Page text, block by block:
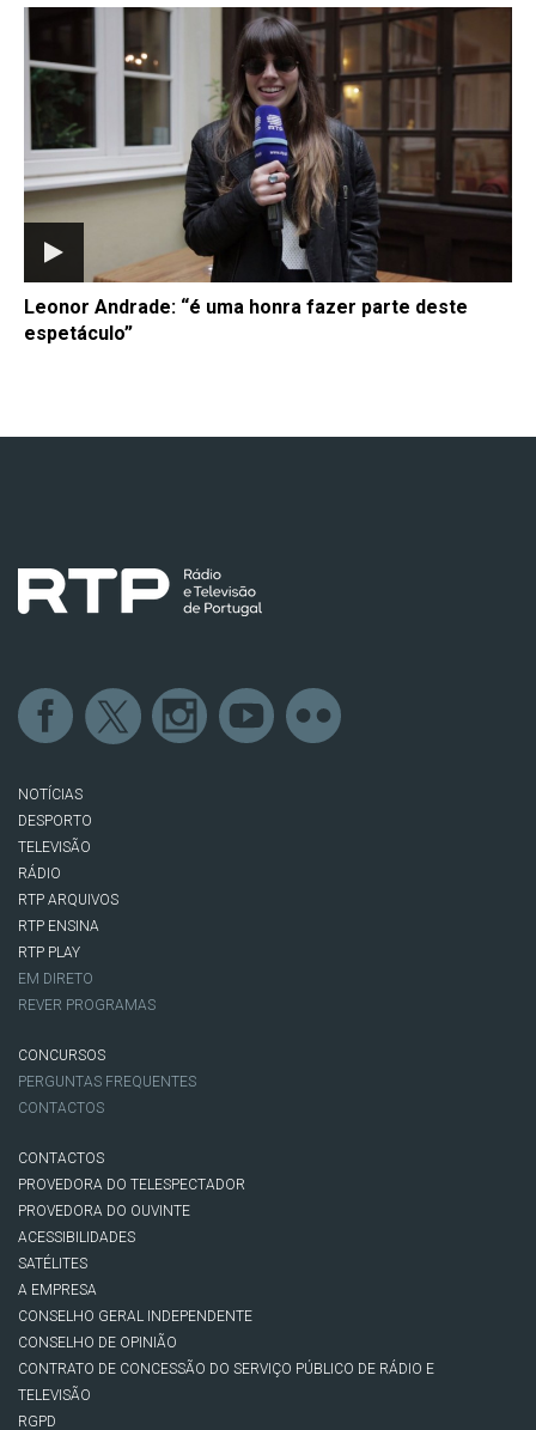
Leonor Andrade: “é uma honra fazer parte deste
espetáculo”
NOTÍCIAS
DESPORTO
TELEVISÃO
RÁDIO
RTP ARQUIVOS
RTP ENSINA
RTP PLAY
EM DIRETO
REVER PROGRAMAS
CONCURSOS
PERGUNTAS FREQUENTES
CONTACTOS
CONTACTOS
PROVEDORA DO TELESPECTADOR
PROVEDORA DO OUVINTE
ACESSIBILIDADES
SATÉLITES
A EMPRESA
CONSELHO GERAL INDEPENDENTE
CONSELHO DE OPINIÃO
CONTRATO DE CONCESSÃO DO SERVIÇO PÚBLICO DE RÁDIO E
TELEVISÃO
RGPD